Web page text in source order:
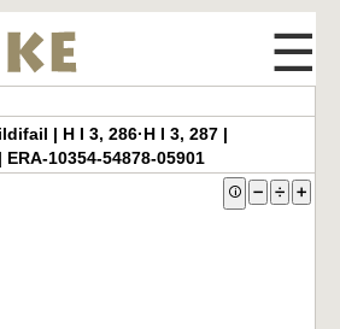
☰
| H I 3, 286·H I 3, 287 |
10354-54878-05901